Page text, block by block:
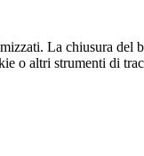
La chiusura
o altri strumenti di